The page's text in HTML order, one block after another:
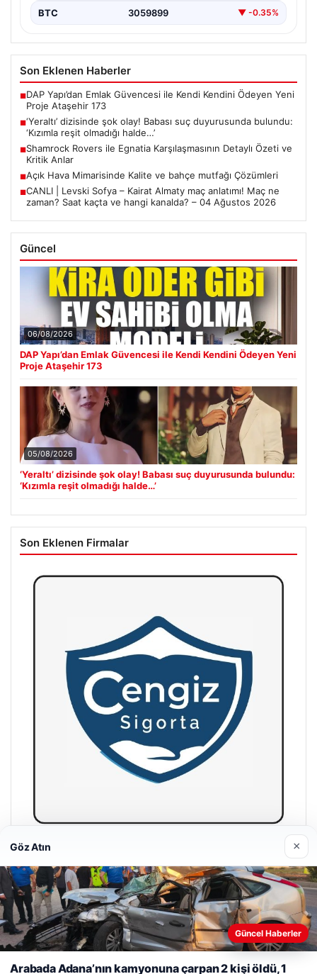
BTC 3059899 ▼ -0.35%
Son Eklenen Haberler
■DAP Yapı’dan Emlak Güvencesi ile Kendi Kendini Ödeyen Yeni
Proje Ataşehir 173
■‘Yeraltı’ dizisinde şok olay! Babası suç duyurusunda bulundu:
‘Kızımla reşit olmadığı halde…’
■Shamrock Rovers ile Egnatia Karşılaşmasının Detaylı Özeti ve
Kritik Anlar
■Açık Hava Mimarisinde Kalite ve bahçe mutfağı Çözümleri
■CANLI | Levski Sofya – Kairat Almaty maç anlatımı! Maç ne
zaman? Saat kaçta ve hangi kanalda? – 04 Ağustos 2026
Güncel
06/08/2026
DAP Yapı’dan Emlak Güvencesi ile Kendi Kendini Ödeyen Yeni
Proje Ataşehir 173
05/08/2026
‘Yeraltı’ dizisinde şok olay! Babası suç duyurusunda bulundu:
‘Kızımla reşit olmadığı halde…’
Son Eklenen Firmalar
Hastaş Beton
26/05/2026
Web sitemizi nasıl kullandığınızı daha iyi anlayabilmek,
Göz Atın ×
Güncel Haberler
Arabada Adana’nın kamyonuna çarpan 2 kişi öldü, 1